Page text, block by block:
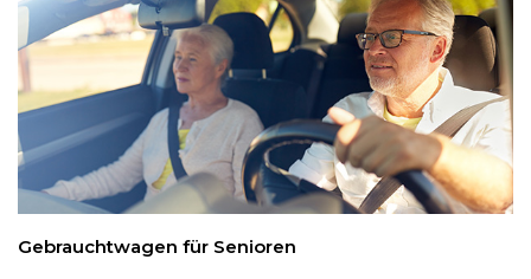
Gebrauchtwagen für Senioren